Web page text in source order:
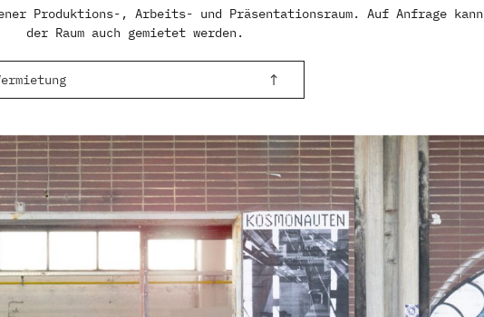
Produktions-, Arbeits- und Präsentationsraum. Auf Anfrage kann
der Raum auch gemietet werden.